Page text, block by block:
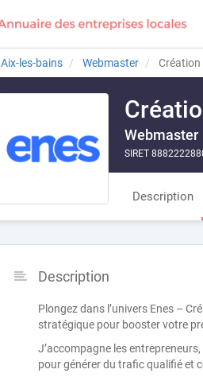
Aix-les-bains Webmaster Création
Webmaster
SIRET
Description
Description
Plongez dans l’univers Enes –
stratégique pour booster votre
J’accompagne les
pour générer du trafic qualifié et